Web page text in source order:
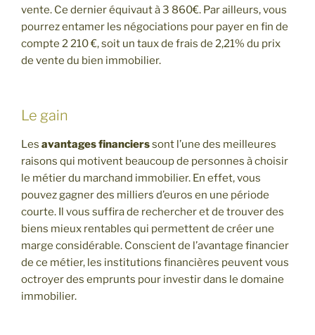
vente. Ce dernier équivaut à 3 860€. Par ailleurs, vous
pourrez entamer les négociations pour payer en fin de
compte 2 210 €, soit un taux de frais de 2,21% du prix
de vente du bien immobilier.
Le gain
Les avantages financierssont l’une des meilleures
raisons qui motivent beaucoup de personnes à choisir
le métier du marchand immobilier. En effet, vous
pouvez gagner des milliers d’euros en une période
courte. Il vous suffira de rechercher et de trouver des
biens mieux rentables qui permettent de créer une
marge considérable. Conscient de l’avantage financier
de ce métier, les institutions financières peuvent vous
octroyer des emprunts pour investir dans le domaine
immobilier.